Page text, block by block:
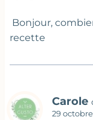
Bonjour,
recette
Carole
29